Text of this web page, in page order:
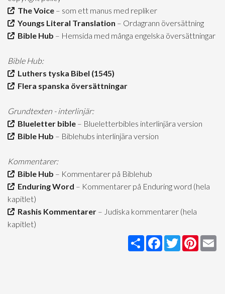
The Voice – som ett manus med repliker
Youngs Literal Translation – Ordagrann översättning
Bible Hub – Hemsida med många engelska översättningar
Bible Hub:
Luthers tyska Bibel (1545)
Flera spanska översättningar
Grundtexten - interlinjär:
Blueletter bible – Blueletterbibles interlinjära version
Bible Hub – Biblehubs interlinjära version
Kommentarer:
Bible Hub – Kommentarer på Biblehub
Enduring Word – Kommentarer på Enduring word (hela
kapitlet)
Rashis Kommentarer – Judiska kommentarer (hela
kapitlet)
Share Facebook
Twitter